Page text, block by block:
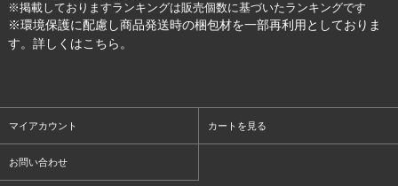
※掲載しておりますランキングは販売個数に基づいたランキングです
※環境保護に配慮し商品発送時の梱包材を一部再利用としておりま
す。詳しくはこちら。
マイアカウント カートを見る
お問い合わせ